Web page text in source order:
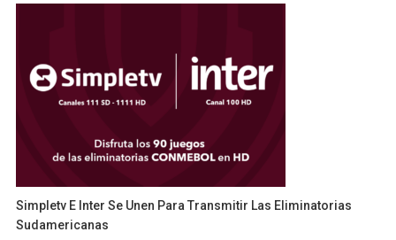
Simpletv E Inter Se Unen Para Transmitir Las Eliminatorias
Sudamericanas